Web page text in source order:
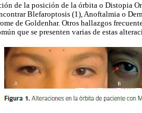
de la posición de la órbita o Distopia
Blefaroptosis (1), Anoftalmia o
de Goldenhar. Otros hallazgos
que se presenten varias de estas